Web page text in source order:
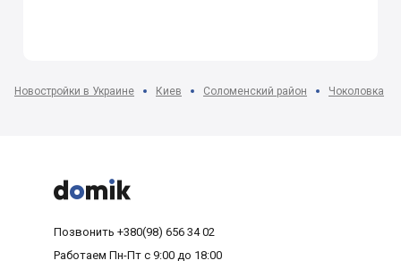
Новостройки в Украине Киев Соломенский район Чоколовка



Позвонить +380(98) 656 34 02
Работаем Пн-Пт с 9:00 до 18:00